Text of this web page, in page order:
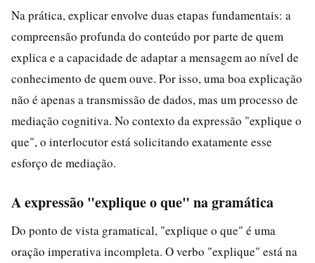
Na prática, explicar envolve duas etapas fundamentais: a
compreensão profunda do conteúdo por parte de quem
explica e a capacidade de adaptar a mensagem ao nível de
conhecimento de quem ouve. Por isso, uma boa explicação
não é apenas a transmissão de dados, mas um processo de
mediação cognitiva. No contexto da expressão "explique o
que", o interlocutor está solicitando exatamente esse
esforço de mediação.
A expressão "explique o que" na gramática
Do ponto de vista gramatical, "explique o que" é uma
oração imperativa incompleta. O verbo "explique" está na